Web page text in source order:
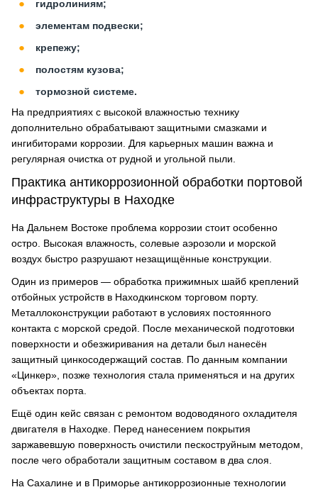
гидролиниям;
элементам подвески;
крепежу;
полостям кузова;
тормозной системе.
На предприятиях с высокой влажностью технику
дополнительно обрабатывают защитными смазками и
ингибиторами коррозии. Для карьерных машин важна и
регулярная очистка от рудной и угольной пыли.
Практика антикоррозионной обработки портовой
инфраструктуры в Находке
На Дальнем Востоке проблема коррозии стоит особенно
остро. Высокая влажность, солевые аэрозоли и морской
воздух быстро разрушают незащищённые конструкции.
Один из примеров — обработка прижимных шайб креплений
отбойных устройств в Находкинском торговом порту.
Металлоконструкции работают в условиях постоянного
контакта с морской средой. После механической подготовки
поверхности и обезжиривания на детали был нанесён
защитный цинкосодержащий состав. По данным компании
«Цинкер», позже технология стала применяться и на других
объектах порта.
Ещё один кейс связан с ремонтом водоводяного охладителя
двигателя в Находке. Перед нанесением покрытия
заржавевшую поверхность очистили пескоструйным методом,
после чего обработали защитным составом в два слоя.
На Сахалине и в Приморье антикоррозионные технологии